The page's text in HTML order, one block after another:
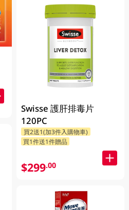
Swisse 護肝排毒片
120PC
買2送1(加3件入購物車)
買1件送1件贈品
$299.00